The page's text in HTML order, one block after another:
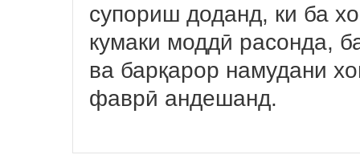
супориш доданд, ки ба
кумаки моддӣ расонда,
ва барқарор намудани
фаврӣ андешанд.